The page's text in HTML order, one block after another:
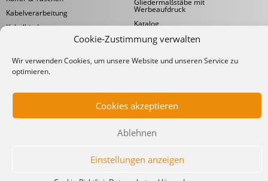
Cookie-Zustimmung verwalten
Wir verwenden Cookies, um unsere Website und unseren Service zu
optimieren.
Cookies akzeptieren
Ablehnen
Einstellungen anzeigen
Kabelverarbeitung
Kabelbinder
Industrielampen
Werkstattbedarf
Gliedermaßstäbe mit
Werbeaufdruck
Katalog
Downloads
Informationen